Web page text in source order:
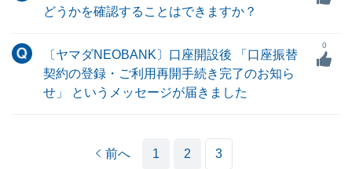
どうかを確認することはできますか？
〔ヤマダNEOBANK〕口座開設後 「口座振替
契約の登録・ご利用再開手続き完了のお知ら
せ」 というメッセージが届きました
0
前へ 1 2 3